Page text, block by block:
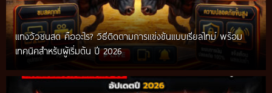
แทงวัวชนสด คืออะไร? วิธีติดตามการแข่งขันแบบเรียลไทม์ พร้อม
เทคนิคสำหรับผู้เริ่มต้น ปี 2026